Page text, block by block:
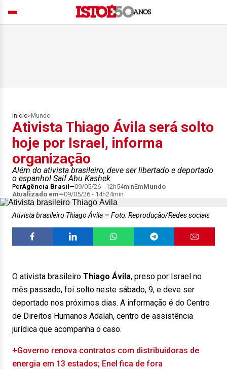
Início> Mundo
Ativista Thiago Ávila será solto
hoje por Israel, informa
organização
Além do ativista brasileiro, deve ser libertado e deportado
o espanhol Saif Abu Kashek
PorAgência Brasil 09/05/26 - 12h54minEmMundo
Atualizado em
09/05/26 - 14h24min
Ativista brasileiro Thiago Ávila Foto: Reprodução/Redes sociais
O ativista brasileiro Thiago Ávila, preso por Israel no
mês passado, foi solto neste sábado, 9, e deve ser
deportado nos próximos dias. A informação é do Centro
de Direitos Humanos Adalah, centro de assistência
jurídica que acompanha o caso.
+Governo renova contratos com distribuidoras de
energia em 13 estados; Enel fica de fora